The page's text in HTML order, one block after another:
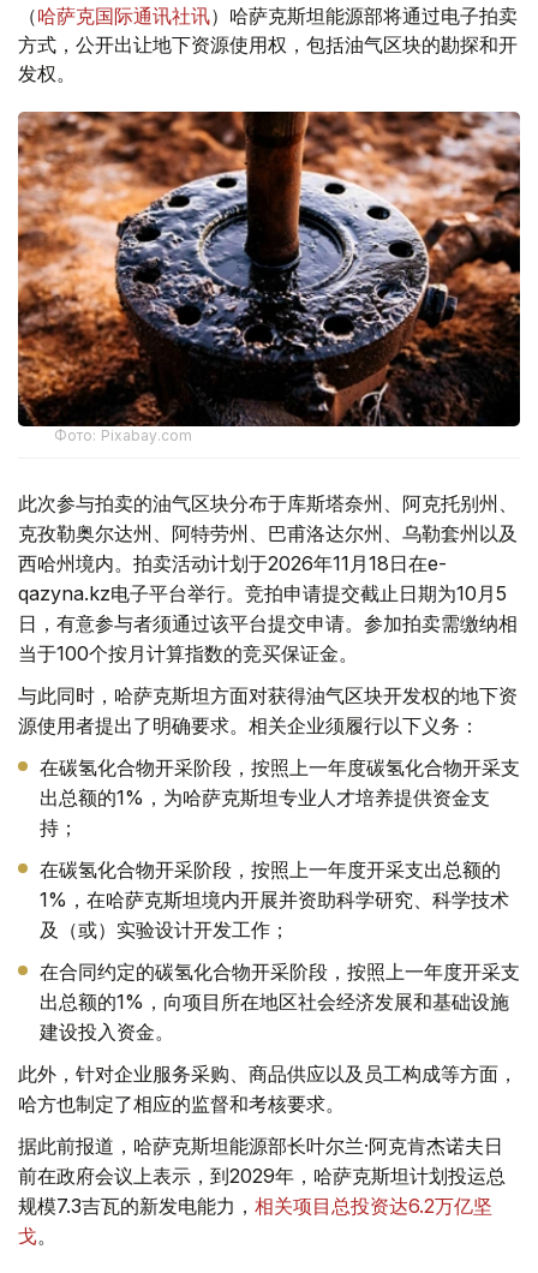
（哈萨克国际通讯社讯）哈萨克斯坦能源部将通过电子拍卖
方式，公开出让地下资源使用权，包括油气区块的勘探和开
发权。
Фото: Pixabay.com
此次参与拍卖的油气区块分布于库斯塔奈州、阿克托别州、
克孜勒奥尔达州、阿特劳州、巴甫洛达尔州、乌勒套州以及
西哈州境内。拍卖活动计划于2026年11月18日在e-
qazyna.kz电子平台举行。竞拍申请提交截止日期为10月5
日，有意参与者须通过该平台提交申请。参加拍卖需缴纳相
当于100个按月计算指数的竞买保证金。
与此同时，哈萨克斯坦方面对获得油气区块开发权的地下资
源使用者提出了明确要求。相关企业须履行以下义务：
在碳氢化合物开采阶段，按照上一年度碳氢化合物开采支
出总额的1%，为哈萨克斯坦专业人才培养提供资金支
持；
在碳氢化合物开采阶段，按照上一年度开采支出总额的
1%，在哈萨克斯坦境内开展并资助科学研究、科学技术
及（或）实验设计开发工作；
在合同约定的碳氢化合物开采阶段，按照上一年度开采支
出总额的1%，向项目所在地区社会经济发展和基础设施
建设投入资金。
此外，针对企业服务采购、商品供应以及员工构成等方面，
哈方也制定了相应的监督和考核要求。
据此前报道，哈萨克斯坦能源部长叶尔兰·阿克肯杰诺夫日
前在政府会议上表示，到2029年，哈萨克斯坦计划投运总
规模7.3吉瓦的新发电能力， 相关项目总投资达6.2万亿坚
戈。